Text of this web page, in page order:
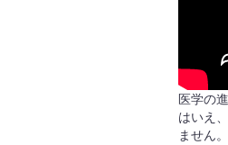
医学の
はいえ
ません